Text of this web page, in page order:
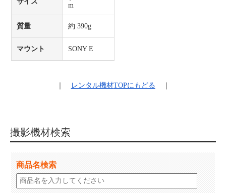
m
質量 約 390g
マウント SONY E
レンタル機材TOPにもどる
撮影機材検索
商品名検索